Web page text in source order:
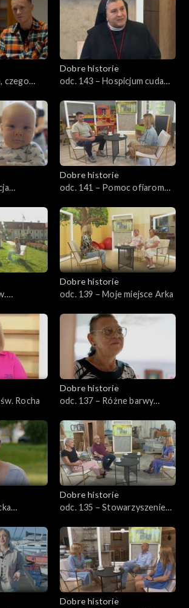
czego
Dobre historie
odc. 143 – Hospicjum cudami
Dobre historie
odc. 141 – Pomoc ofiarom
Dobre historie
odc. 139 – Moje miejsce Arka
Rocha
Dobre historie
odc. 137 – Różne barwy
Dobre historie
odc. 135 – Stowarzyszenie
Dobre historie